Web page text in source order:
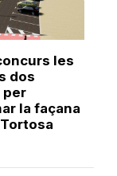
les
dos
per
la façana